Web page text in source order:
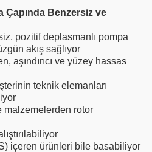
Çapında Benzersiz ve
pozitif deplasmanlı pompa
akış sağlıyor
aşındırıcı ve yüzey hassas
teknik elemanları
rotor
içeren ürünleri bile basabiliyor